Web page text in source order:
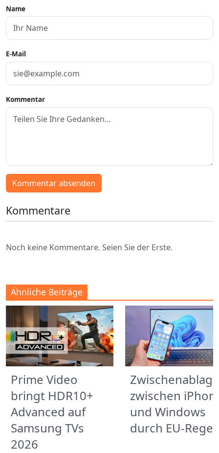
Name
E-Mail
Kommentar
Kommentar absenden
Kommentare
Noch keine Kommentare. Seien Sie der Erste.
Ähnliche Beiträge
Prime Video
bringt HDR10+
Advanced auf
Samsung TVs
2026
Zwischenablage
zwischen
und Windows
durch EU-Regel